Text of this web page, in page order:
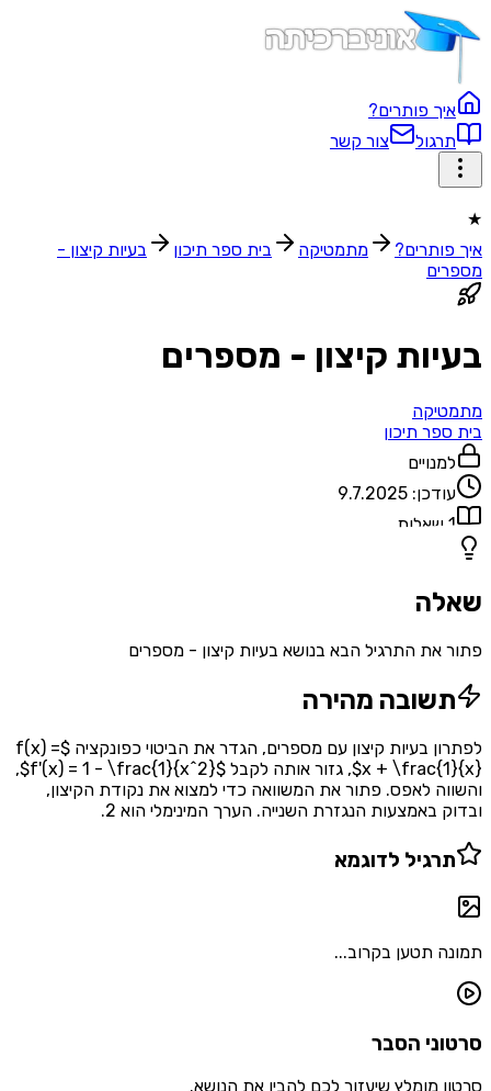
פותרים?
צור קשר
מתמטיקה בית ספר תיכון‬
בעיות קיצון -
קיצון - מספרים
תיכון‬
9.7.2025
שאלות
את התרגיל הבא בנושא בעיות קיצון - מספרים
מהירה
לפתרון בעיות קיצון עם מספרים, הגדר את הביטוי כפונקציה $f(x) =
x + \frac{1}{x}$, גזור אותה לקבל $f'(x) = 1 - \frac{1}{x^2}$,
לאפס. פתור את המשוואה כדי למצוא את נקודת הקיצון,
באמצעות הנגזרת השנייה. הערך המינימלי הוא 2.
לדוגמא
תטען בקרוב...
הסבר
מומלץ שיעזור לכם להבין את הנושא.